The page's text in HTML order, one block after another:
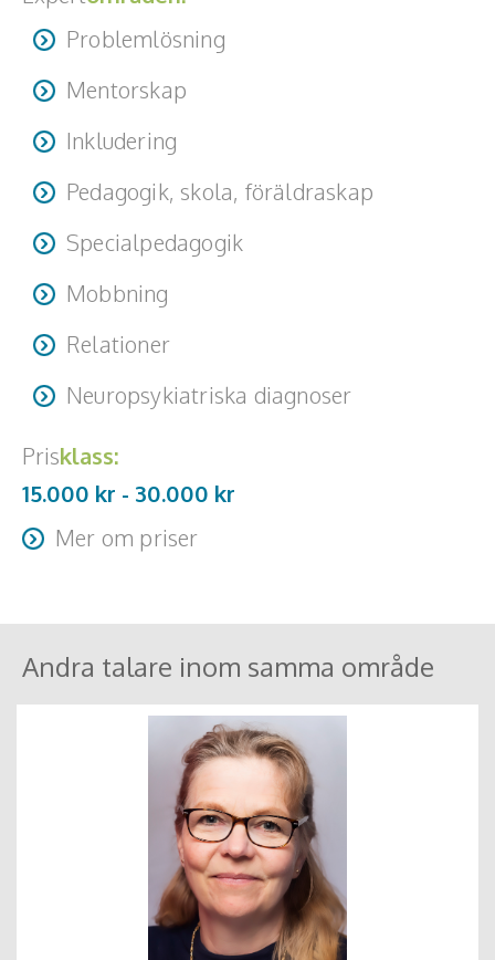
Problemlösning
Mentorskap
Inkludering
Pedagogik, skola, föräldraskap
Specialpedagogik
Mobbning
Relationer
Neuropsykiatriska diagnoser
Prisklass:
15.000 kr - 30.000 kr
Mer om priser
Andra talare inom samma område